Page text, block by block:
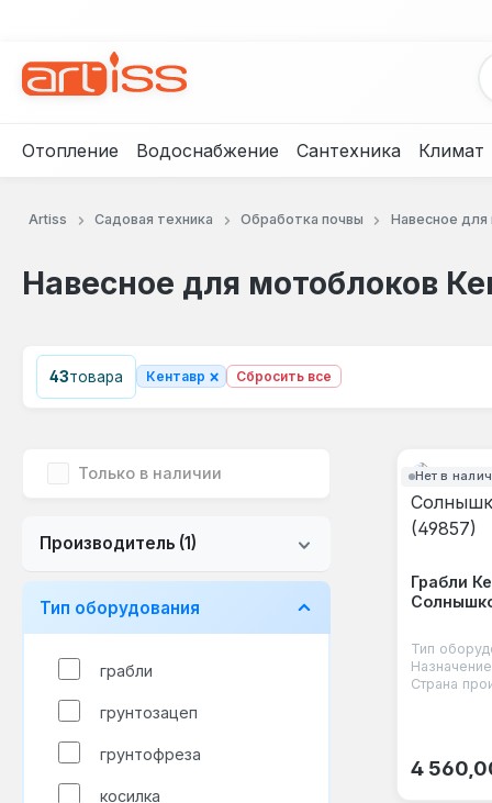
Отопление Водоснабжение Сантехника Климат
Artiss Садовая техника Обработка почвы Навесное
Навесное для мотоблоков
43товара Кентавр × Сбросить все
Только в наличии
Производитель (1)
Тип оборудования
грабли
грунтозацеп
грунтофреза
косилка
Нет в
Грабли
Тип
Страна
4